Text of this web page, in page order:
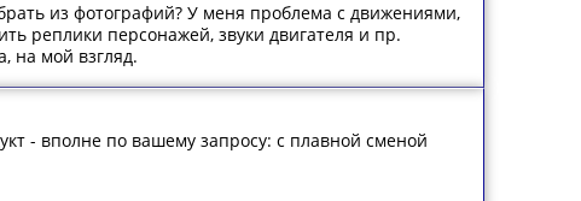
из фотографий? У меня проблема с движениями,
реплики персонажей, звуки двигателя и пр.
на мой взгляд.
- вполне по вашему запросу: с плавной сменой